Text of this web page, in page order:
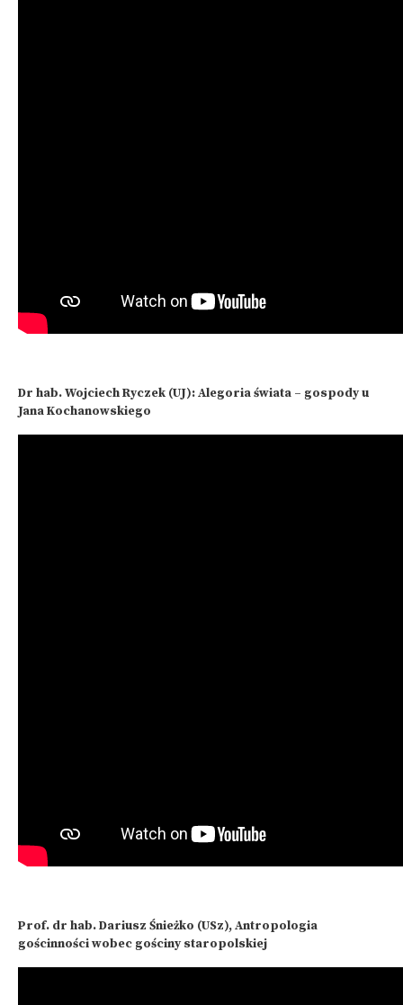
Dr hab. Wojciech Ryczek (UJ): Alegoria świata – gospody u
Jana Kochanowskiego
Prof. dr hab. Dariusz Śnieżko (USz), Antropologia
gościnności wobec gościny staropolskiej